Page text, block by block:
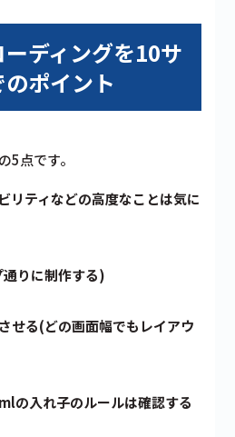
ディングを10サ
ポイント
5点です。
リティなどの高度なことは気に
通りに制作する)
せる(どの画面幅でもレイアウ
の入れ子のルールは確認する